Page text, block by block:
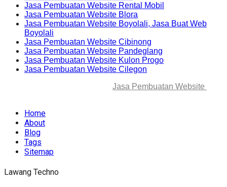
Jasa Pembuatan Website Rental Mobil
Jasa Pembuatan Website Blora
Jasa Pembuatan Website Boyolali, Jasa Buat Web
Boyolali
Jasa Pembuatan Website Cibinong
Jasa Pembuatan Website Pandeglang
Jasa Pembuatan Website Kulon Progo
Jasa Pembuatan Website Cilegon
Jasa Pembuatan Website
Home
About
Blog
Tags
Sitemap
Lawang Techno